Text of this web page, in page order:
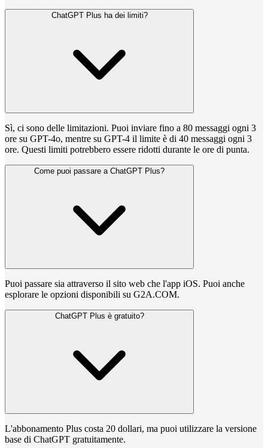
ChatGPT Plus ha dei limiti?
Sì, ci sono delle limitazioni. Puoi inviare fino a 80 messaggi ogni 3
ore su GPT-4o, mentre su GPT-4 il limite è di 40 messaggi ogni 3
ore. Questi limiti potrebbero essere ridotti durante le ore di punta.
Come puoi passare a ChatGPT Plus?
Puoi passare sia attraverso il sito web che l'app iOS. Puoi anche
esplorare le opzioni disponibili su G2A.COM.
ChatGPT Plus è gratuito?
L'abbonamento Plus costa 20 dollari, ma puoi utilizzare la versione
base di ChatGPT gratuitamente.